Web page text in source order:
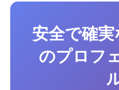
安全で確
のプロフ